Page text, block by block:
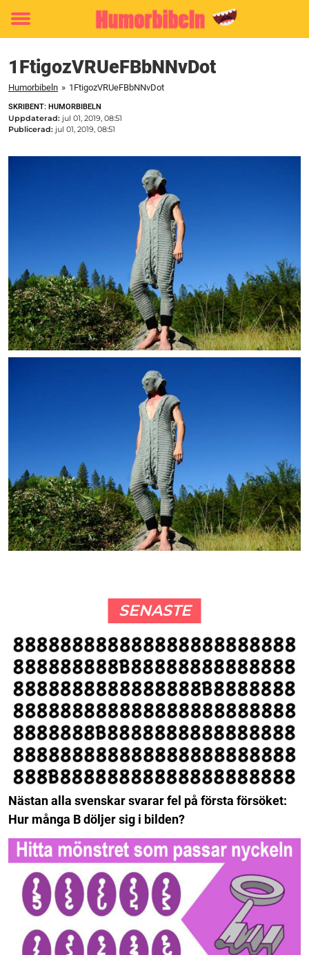
Toggle
1FtigozVRUeFBbNNvDot
Humorbibeln » 1FtigozVRUeFBbNNvDot
SKRIBENT: HUMORBIBELN
Uppdaterad: jul 01, 2019, 08:51
Publicerad: jul 01, 2019, 08:51
SENASTE
Nästan alla svenskar svarar fel på första försöket:
Hur många B döljer sig i bilden?